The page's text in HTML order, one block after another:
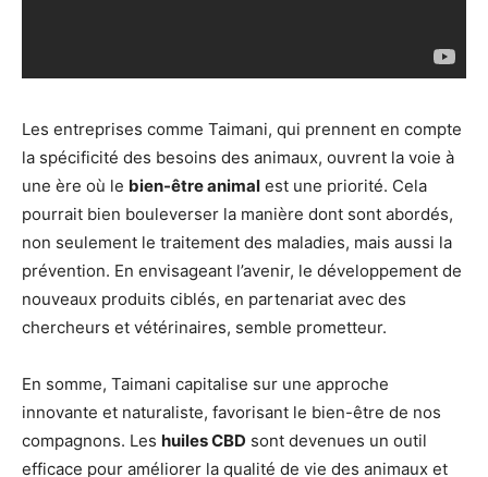
Les entreprises comme Taimani, qui prennent en compte
la spécificité des besoins des animaux, ouvrent la voie à
une ère où le bien-être animal est une priorité. Cela
pourrait bien bouleverser la manière dont sont abordés,
non seulement le traitement des maladies, mais aussi la
prévention. En envisageant l’avenir, le développement de
nouveaux produits ciblés, en partenariat avec des
chercheurs et vétérinaires, semble prometteur.
En somme, Taimani capitalise sur une approche
innovante et naturaliste, favorisant le bien-être de nos
compagnons. Les huiles CBD sont devenues un outil
efficace pour améliorer la qualité de vie des animaux et